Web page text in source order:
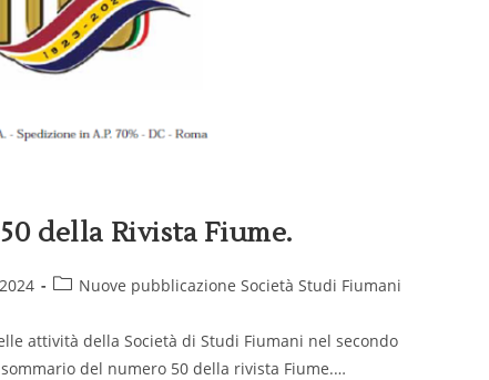
della Rivista Fiume.
Nuove pubblicazione Società Studi Fiumani
attività della Società di Studi Fiumani nel secondo
del numero 50 della rivista Fiume.…